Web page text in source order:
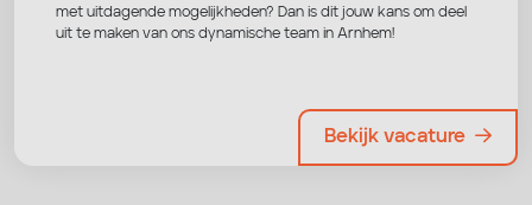
met uitdagende mogelijkheden? Dan is dit jouw kans om deel
uit te maken van ons dynamische team in Arnhem!
Bekijk vacature